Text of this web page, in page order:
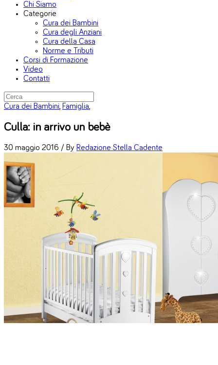
Chi Siamo
Categorie
Cura dei Bambini
Cura degli Anziani
Cura della Casa
Norme e Tributi
Corsi di Formazione
Video
Contatti
Cura dei Bambini, Famiglia,
Culla: in arrivo un bebè
30 maggio 2016 / By Redazione Stella Cadente